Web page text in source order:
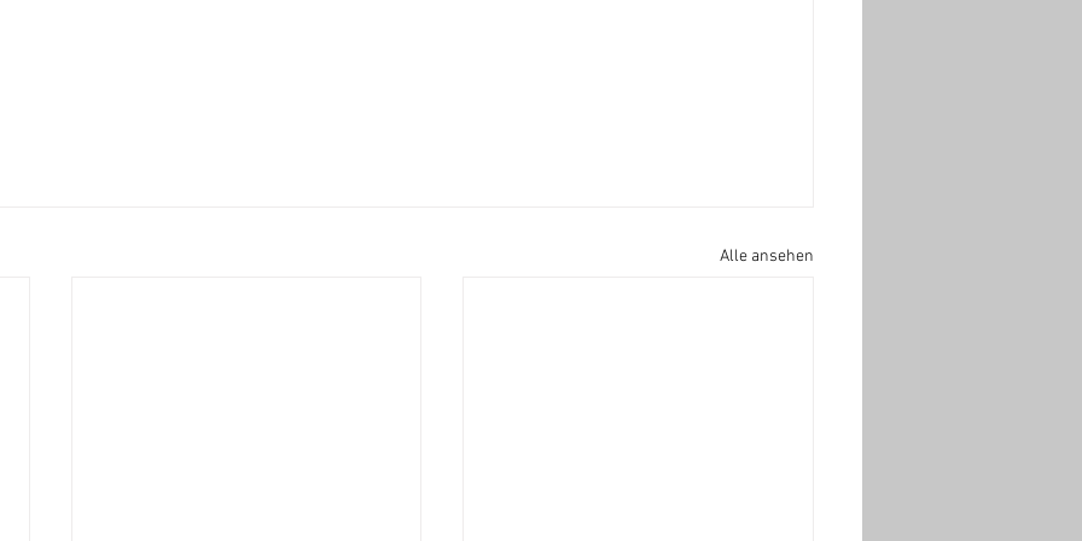
Alle ansehen